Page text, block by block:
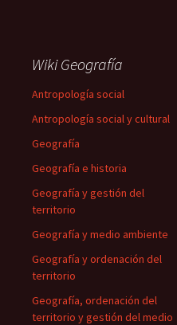
Wiki Geografía
Antropología social
Antropología social y cultural
Geografía
Geografía e historia
Geografía y gestión del
territorio
Geografía y medio ambiente
Geografía y ordenación del
territorio
Geografía, ordenación del
territorio y gestión del medio